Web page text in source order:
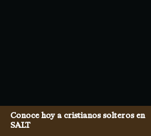
Conoce hoy a cristianos solteros en
SALT